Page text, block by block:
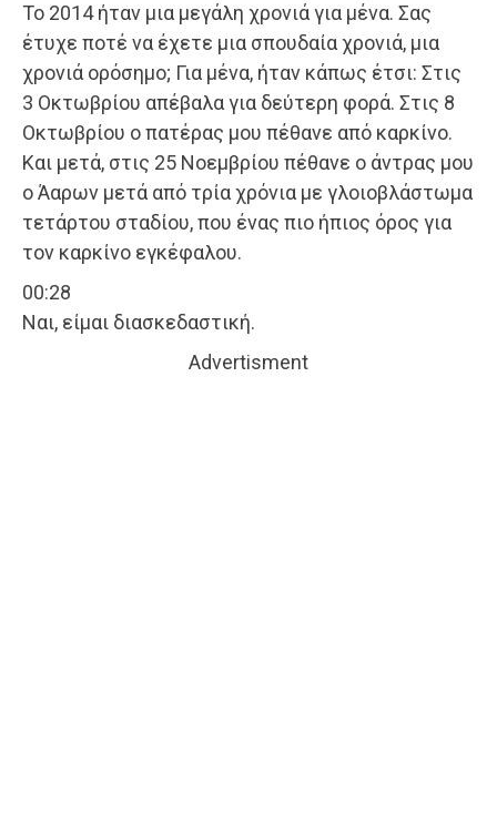
Το 2014 ήταν μια μεγάλη χρονιά για μένα. Σας
έτυχε ποτέ να έχετε μια σπουδαία χρονιά, μια
χρονιά ορόσημο; Για μένα, ήταν κάπως έτσι: Στις
3 Οκτωβρίου απέβαλα για δεύτερη φορά. Στις 8
Οκτωβρίου ο πατέρας μου πέθανε από καρκίνο.
Και μετά, στις 25 Νοεμβρίου πέθανε ο άντρας μου
ο Άαρων μετά από τρία χρόνια με γλοιοβλάστωμα
τετάρτου σταδίου, που ένας πιο ήπιος όρος για
τον καρκίνο εγκέφαλου.
00:28
Ναι, είμαι διασκεδαστική.
Advertisment